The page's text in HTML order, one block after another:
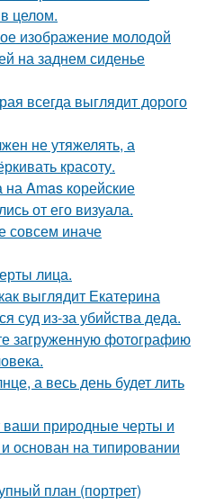
целом.
изображение молодой
на заднем сиденье
всегда выглядит дорого
не утяжелять, а
красоту.
Amas корейские
от его визуала.
совсем иначе
лица.
выглядит Екатерина
суд из-за убийства деда.
загруженную фотографию
а весь день будет лить
ваши природные черты и
основан на типировании
план (портрет)